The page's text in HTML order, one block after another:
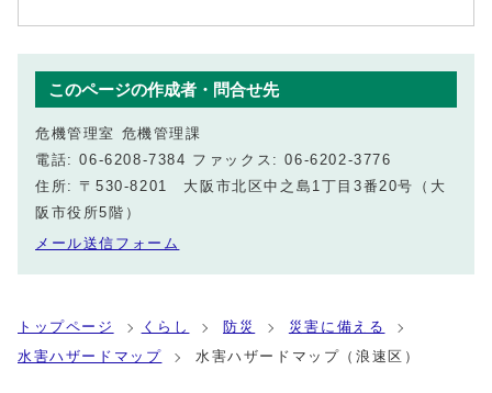
このページの作成者・問合せ先
危機管理室 危機管理課
電話: 06-6208-7384 ファックス: 06-6202-3776
住所: 〒530-8201 大阪市北区中之島1丁目3番20号（大
阪市役所5階）
メール送信フォーム
トップページ くらし 防災
災害に備える
水害ハザードマップ
水害ハザードマップ（浪速区）